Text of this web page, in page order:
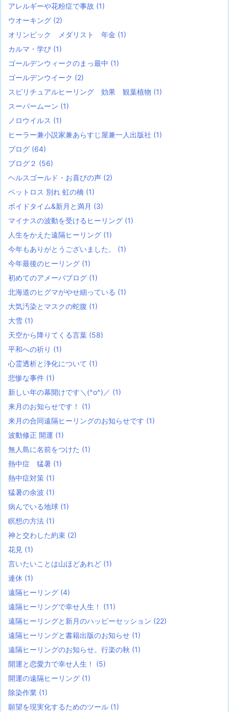
アレルギーや花粉症で事故 (1)
ウオーキング (2)
オリンピック メダリスト 年金 (1)
カルマ・学び (1)
ゴールデンウィークのまっ最中 (1)
ゴールデンウイーク (2)
スピリチュアルヒーリング 効果 観葉植物 (1)
スーパームーン (1)
ノロウイルス (1)
ヒーラー兼小説家兼あらすじ屋兼一人出版社 (1)
ブログ (64)
ブログ２ (56)
ヘルスゴールド・お喜びの声 (2)
ペットロス 別れ 虹の橋 (1)
ボイドタイム&新月と満月 (3)
マイナスの波動を受けるヒーリング (1)
人生をかえた遠隔ヒーリング (1)
今年もありがとうございました。 (1)
今年最後のヒーリング (1)
初めてのアメーバブログ (1)
北海道のヒグマがやせ細っている (1)
大気汚染とマスクの蛇腹 (1)
大雪 (1)
天空から降りてくる言葉 (58)
平和への祈り (1)
心霊透析と浄化について (1)
悲惨な事件 (1)
新しい年の幕開けです＼(^o^)／ (1)
来月のお知らせです！ (1)
来月の合同遠隔ヒーリングのお知らせです (1)
波動修正 開運 (1)
無人島に名前をつけた (1)
熱中症 猛暑 (1)
熱中症対策 (1)
猛暑の余波 (1)
病んでいる地球 (1)
瞑想の方法 (1)
神と交わした約束 (2)
花見 (1)
言いたいことは山ほどあれど (1)
連休 (1)
遠隔ヒーリング (4)
遠隔ヒーリングで幸せ人生！ (11)
遠隔ヒーリングと新月のハッピーセッション (22)
遠隔ヒーリングと書籍出版のお知らせ (1)
遠隔ヒーリングのお知らせ。行楽の秋 (1)
開運と恋愛力で幸せ人生！ (5)
開運の遠隔ヒーリング (1)
除染作業 (1)
願望を現実化するためのツール (1)